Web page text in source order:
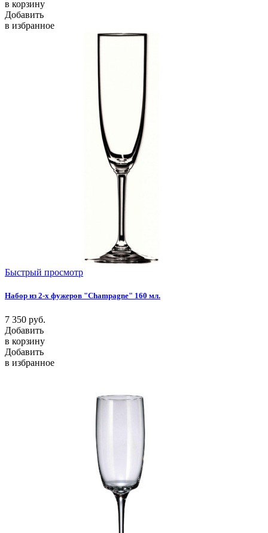
в корзину
Добавить
в избранное
Быстрый просмотр
Набор из 2-х фужеров "Champagne" 160 мл.
7 350 руб.
Добавить
в корзину
Добавить
в избранное